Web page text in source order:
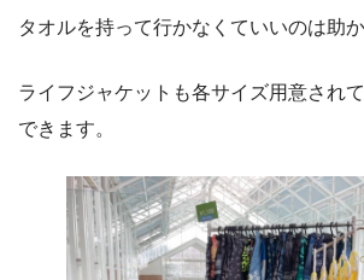
タオルを持って行かなくていいのは助か
ライフジャケットも各サイズ用意され
できます。